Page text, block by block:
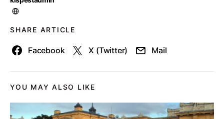
SHARE ARTICLE
Facebook X (Twitter) Mail
YOU MAY ALSO LIKE